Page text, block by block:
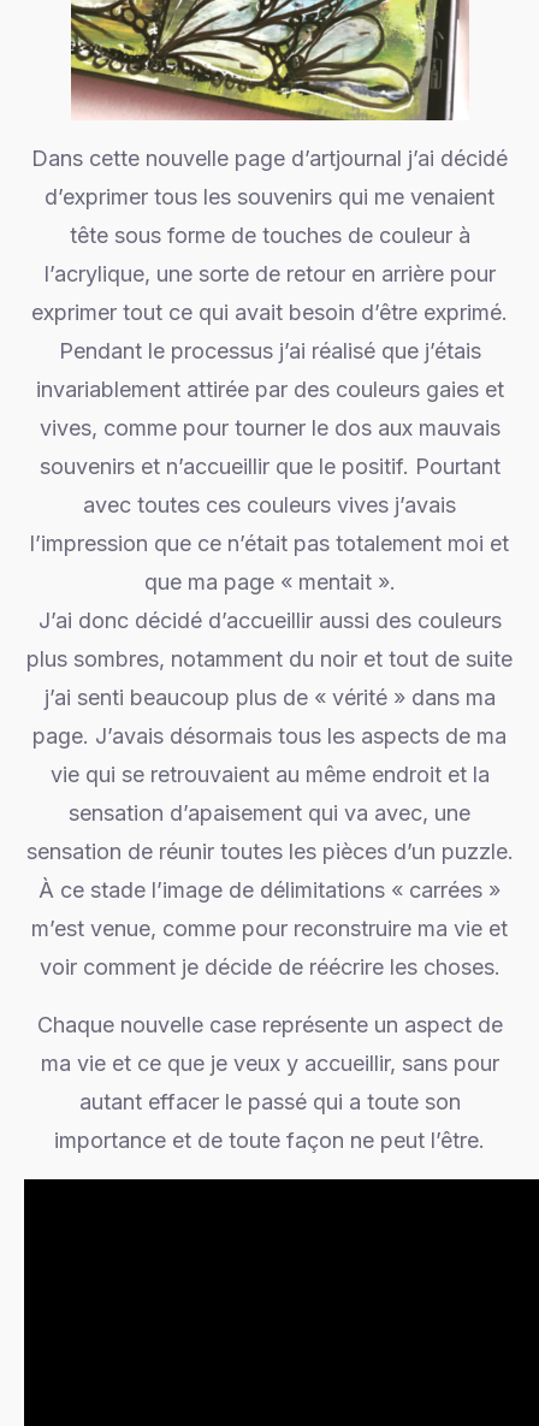
Dans cette nouvelle page d’artjournal j’ai décidé
d’exprimer tous les souvenirs qui me venaient
tête sous forme de touches de couleur à
l’acrylique, une sorte de retour en arrière pour
exprimer tout ce qui avait besoin d’être exprimé.
Pendant le processus j’ai réalisé que j’étais
invariablement attirée par des couleurs gaies et
vives, comme pour tourner le dos aux mauvais
souvenirs et n’accueillir que le positif. Pourtant
avec toutes ces couleurs vives j’avais
l’impression que ce n’était pas totalement moi et
que ma page « mentait ».
J’ai donc décidé d’accueillir aussi des couleurs
plus sombres, notamment du noir et tout de suite
j’ai senti beaucoup plus de « vérité » dans ma
page. J’avais désormais tous les aspects de ma
vie qui se retrouvaient au même endroit et la
sensation d’apaisement qui va avec, une
sensation de réunir toutes les pièces d’un puzzle.
À ce stade l’image de délimitations « carrées »
m’est venue, comme pour reconstruire ma vie et
voir comment je décide de réécrire les choses.
Chaque nouvelle case représente un aspect de
ma vie et ce que je veux y accueillir, sans pour
autant effacer le passé qui a toute son
importance et de toute façon ne peut l’être.